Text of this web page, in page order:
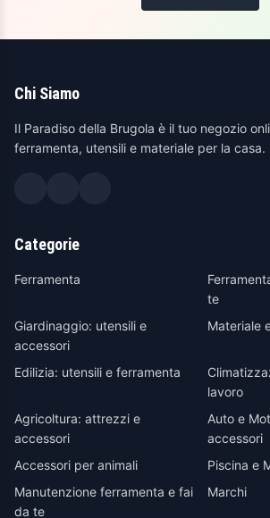
Chi Siamo
Il Paradiso della Brugola è il tuo negozio
ferramenta, utensili e materiale per la casa.
Categorie
Ferramenta
te
Giardinaggio: utensili e
accessori
Materiale
Edilizia: utensili e ferramenta
lavoro
Agricoltura: attrezzi e
accessori
Auto e
accessori
Accessori per animali
Piscina e
Manutenzione ferramenta e fai
da te
Marchi